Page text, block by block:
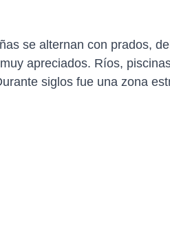
se alternan con prados,
apreciados. Ríos,
siglos fue una zona